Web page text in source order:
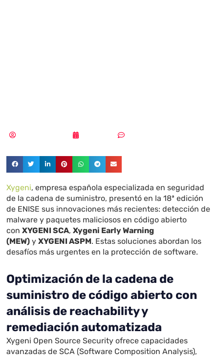
Xygeni, empresa española especializada en seguridad
de la cadena de suministro, presentó en la 18ª edición
de ENISE sus innovaciones más recientes: detección de
malware y paquetes maliciosos en código abierto
conXYGENI SCA,Xygeni Early Warning
(MEW) yXYGENI ASPM. Estas soluciones abordan los
desafíos más urgentes en la protección de software.
Optimización de la cadena de
suministro de código abierto con
análisis de reachability y
remediación automatizada
Xygeni Open Source Security ofrece capacidades
avanzadas de SCA (Software Composition Analysis),